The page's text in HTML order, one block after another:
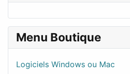
Menu Boutique
Logiciels Windows ou Mac